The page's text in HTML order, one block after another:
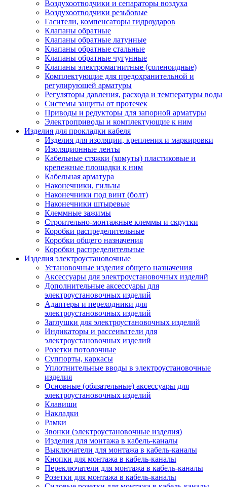
Воздухоотводчики и сепараторы воздуха
Воздухоотводчики резьбовые
Гасители, компенсаторы гидроударов
Клапаны обратные
Клапаны обратные латунные
Клапаны обратные стальные
Клапаны обратные чугунные
Клапаны электромагнитные (соленоидные)
Комплектующие для предохранительной и
регулирующей арматуры
Регуляторы давления, расхода и температуры воды
Системы защиты от протечек
Приводы и редукторы для запорной арматуры
Электроприводы и комплектующие к ним
Изделия для прокладки кабеля
Изделия для изоляции, крепления и маркировки
Изоляционные ленты
Кабельные стяжки (хомуты) пластиковые и
крепежные площадки к ним
Кабельная арматура
Наконечники, гильзы
Наконечники под винт (болт)
Наконечники штыревые
Клеммные зажимы
Строительно-монтажные клеммы и скрутки
Коробки распределительные
Коробки общего назначения
Коробки распределительные
Изделия электроустановочные
Установочные изделия общего назначения
Аксессуары для электроустановочных изделий
Дополнительные аксессуары для
электроустановочных изделий
Адаптеры и переходники для
электроустановочных изделий
Заглушки для электроустановочных изделий
Индикаторы и рассеиватели для
электроустановочных изделий
Розетки потолочные
Суппорты, каркасы
Уплотнительные вводы в электроустановочные
изделия
Основные (обязательные) аксессуары для
электроустановочных изделий
Клавиши
Накладки
Рамки
Звонки (электроустановочные изделия)
Изделия для монтажа в кабель-каналы
Выключатели для монтажа в кабель-каналы
Кнопки для монтажа в кабель-каналы
Переключатели для монтажа в кабель-каналы
Розетки для монтажа в кабель-каналы